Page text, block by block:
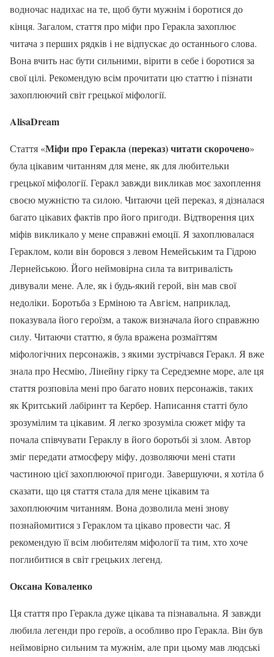
водночас надихає на те, щоб бути мужнім і боротися до
кінця. Загалом, стаття про міфи про Геракла захоплює
читача з перших рядків і не відпускає до останнього слова.
Вона вчить нас бути сильними, вірити в себе і боротися за
свої цілі. Рекомендую всім прочитати цю статтю і пізнати
захоплюючий світ грецької міфології.
AlisaDream
Стаття «Міфи про Геракла (переказ) читати скорочено»
була цікавим читанням для мене, як для любительки
грецької міфології. Геракл завжди викликав моє захоплення
своєю мужністю та силою. Читаючи цей переказ, я дізналася
багато цікавих фактів про його пригоди. Відтворення цих
міфів викликало у мене справжні емоції. Я захоплювалася
Гераклом, коли він боровся з левом Немейським та Гідрою
Лернейською. Його неймовірна сила та витривалість
дивували мене. Але, як і будь-який герой, він мав свої
недоліки. Боротьба з Ерміною та Авгієм, наприклад,
показувала його героїзм, а також визначала його справжню
силу. Читаючи статтю, я була вражена розмаїттям
міфологічних персонажів, з якими зустрічався Геракл. Я вже
знала про Несмію, Лінейну гірку та Середземне море, але ця
стаття розповіла мені про багато нових персонажів, таких
як Критський лабіринт та Кербер. Написання статті було
зрозумілим та цікавим. Я легко зрозуміла сюжет міфу та
почала співчувати Гераклу в його боротьбі зі злом. Автор
зміг передати атмосферу міфу, дозволяючи мені стати
частиною цієї захоплюючої пригоди. Завершуючи, я хотіла б
сказати, що ця стаття стала для мене цікавим та
захоплюючим читанням. Вона дозволила мені знову
познайомитися з Гераклом та цікаво провести час. Я
рекомендую її всім любителям міфології та тим, хто хоче
поглибитися в світ грецьких легенд.
Оксана Коваленко
Ця стаття про Геракла дуже цікава та пізнавальна. Я завжди
любила легенди про героїв, а особливо про Геракла. Він був
неймовірно сильним та мужнім, але при цьому мав людські